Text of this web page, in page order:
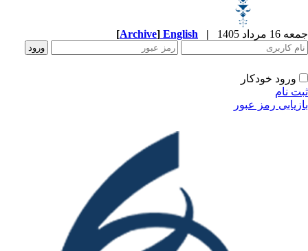
|
English
[ Archive
عبور